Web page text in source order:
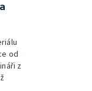
od
z